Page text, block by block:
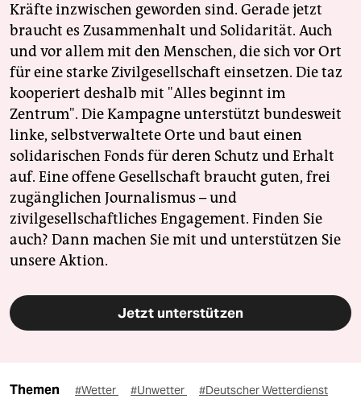
Kräfte inzwischen geworden sind. Gerade jetzt
braucht es Zusammenhalt und Solidarität. Auch
und vor allem mit den Menschen, die sich vor Ort
für eine starke Zivilgesellschaft einsetzen. Die taz
kooperiert deshalb mit "Alles beginnt im
Zentrum". Die Kampagne unterstützt bundesweit
linke, selbstverwaltete Orte und baut einen
solidarischen Fonds für deren Schutz und Erhalt
auf. Eine offene Gesellschaft braucht guten, frei
zugänglichen Journalismus – und
zivilgesellschaftliches Engagement. Finden Sie
auch? Dann machen Sie mit und unterstützen Sie
unsere Aktion.
Jetzt unterstützen
Themen #Wetter #Unwetter #Deutscher Wetterdienst